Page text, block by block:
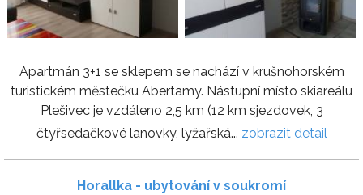
Apartmán 3+1 se sklepem se nachází v krušnohorském
turistickém městečku Abertamy. Nástupní místo skiareálu
Plešivec je vzdáleno 2,5 km (12 km sjezdovek, 3
čtyřsedačkové lanovky, lyžařská... zobrazit detail
Horallka - ubytování v soukromí